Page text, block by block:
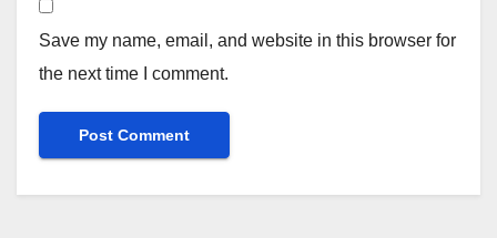
Save my name, email, and website in this browser for
the next time I comment.